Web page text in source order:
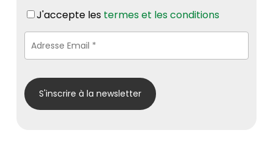
J'accepte les termes et les conditions